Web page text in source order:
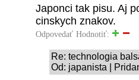
Japonci tak pisu. Aj
cinskych znakov.
Odpovedať Hodnotiť:
Re: technologia
Od: japanista |